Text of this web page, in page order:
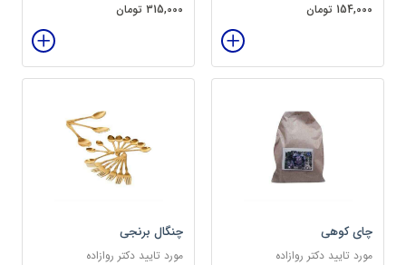
154,000 تومان 315,000 تومان
چای کوهی
مورد تایید دکتر روازاده
چنگال برنجی
مورد تایید دکتر روازاده